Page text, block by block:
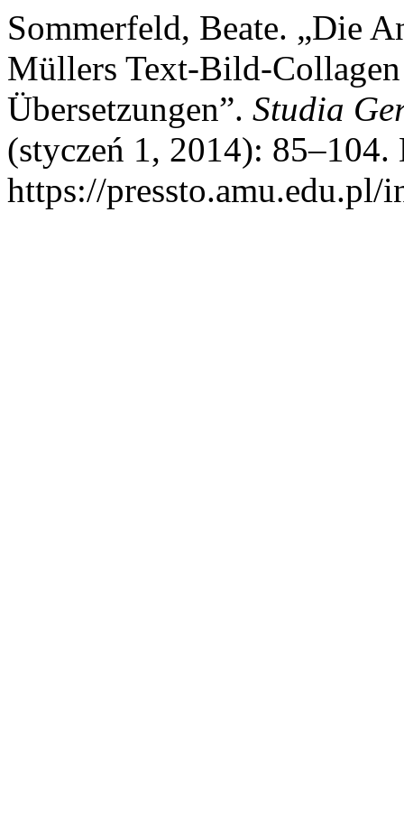
Sommerfeld, Beate. „Die
Müllers Text-Bild-
Übersetzungen”. Studia
(styczeń 1, 2014):
https://